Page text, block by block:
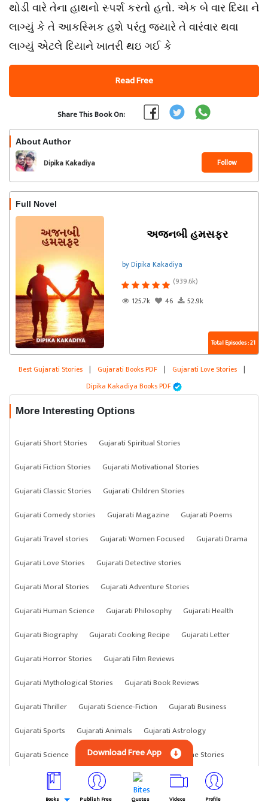
થોડી વારે તેના હાથનો સ્પર્શ કરતો હતો. એક બે વાર દિયા ને
લાગ્યું કે તે આકસ્મિક હશે પરંતુ જ્યારે તે વારંવાર થવા
લાગ્યું એટલે દિયાને ખાતરી થઇ ગઈ કે
Read Free
Share This Book On:
About Author
Dipika Kakadiya Follow
Full Novel
અજનબી હમસફર
by Dipika Kakadiya
(939.6k)
125.7k
46 52.9k
Total Episodes : 21
Best Gujarati Stories | Gujarati Books PDF | Gujarati Love Stories |
Dipika Kakadiya Books PDF
More Interesting Options
Gujarati Short Stories
Gujarati Spiritual Stories
Gujarati Fiction Stories
Gujarati Motivational Stories
Gujarati Classic Stories
Gujarati Children Stories
Gujarati Comedy stories
Gujarati Magazine
Gujarati Poems
Gujarati Travel stories
Gujarati Women Focused
Gujarati Drama
Gujarati Love Stories
Gujarati Detective stories
Gujarati Moral Stories
Gujarati Adventure Stories
Gujarati Human Science
Gujarati Philosophy
Gujarati Health
Gujarati Biography
Gujarati Cooking Recipe
Gujarati Letter
Gujarati Horror Stories
Gujarati Film Reviews
Gujarati Mythological Stories
Gujarati Book Reviews
Gujarati Thriller
Gujarati Science-Fiction
Gujarati Business
Gujarati Sports
Gujarati Animals
Gujarati Astrology
Gujarati Science
Gujarati Anything Gujarati Crime Stories
Download Free App
Books Publish Free Quotes Videos Profile